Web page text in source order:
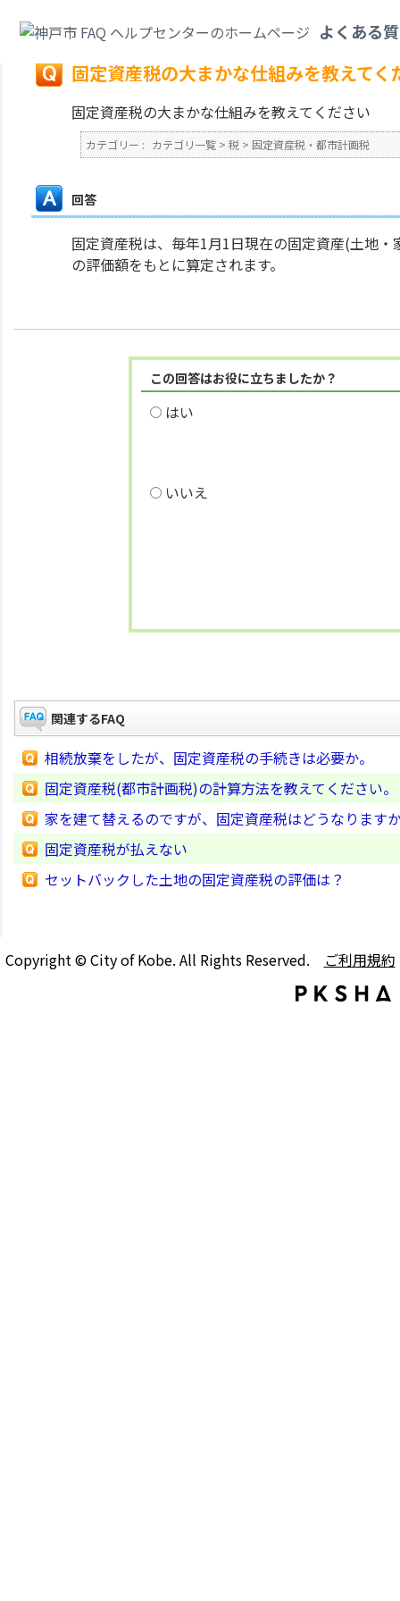
よくある
戻る
固定資産税の大まかな仕組みを教えてく
固定資産税の大まかな仕組みを教えてください
カテゴリー : カテゴリ一覧 > 税 > 固定資産税・都市計画税
回答
固定資産税は、毎年1月1日現在の固定資産(土地
の評価額をもとに算定されます。
この回答はお役に立ちましたか？
はい
いいえ
関連するFAQ
相続放棄をしたが、固定資産税の手続きは必要か。
固定資産税(都市計画税)の計算方法を教えてください。
家を建て替えるのですが、固定資産税はどうなります
固定資産税が払えない
セットバックした土地の固定資産税の評価は？
Copyright © City of Kobe. All Rights Reserved. ご利用規約